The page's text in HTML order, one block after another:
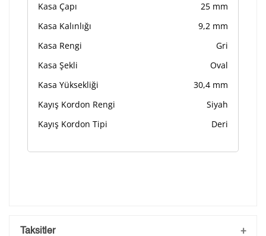
Kasa Çapı
25 mm
Kasa Kalınlığı
9,2 mm
Kasa Rengi
Gri
Kasa Şekli
Oval
Kasa Yüksekliği
30,4 mm
Kayış Kordon Rengi
Siyah
Kayış Kordon Tipi
Deri
Taksitler